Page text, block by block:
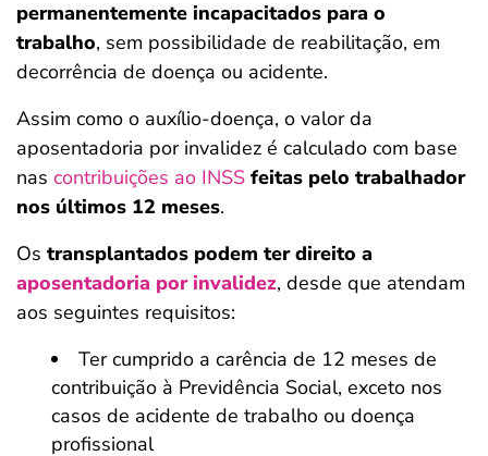
permanentemente incapacitados para o
trabalho, sem possibilidade de reabilitação, em
decorrência de doença ou acidente.
Assim como o auxílio-doença, o valor da
aposentadoria por invalidez é calculado com base
nas contribuições ao INSS feitas pelo trabalhador
nos últimos 12 meses.
Os transplantados podem ter direito a
aposentadoria por invalidez, desde que atendam
aos seguintes requisitos:
Ter cumprido a carência de 12 meses de
contribuição à Previdência Social, exceto nos
casos de acidente de trabalho ou doença
profissional